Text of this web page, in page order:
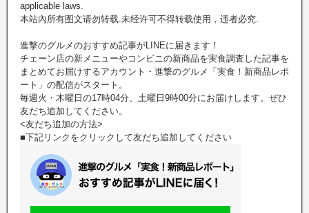
applicable laws.
本站內所有图文请勿转载.未经许可不得转载使用，违者必究.
進撃のグルメのおすすめ記事がLINEに届きます！
チェーン店の新メニューやコンビニの新商品を実食調査した記事を
まとめてお届けするアカウント・進撃のグルメ「実食！新商品レポ
ート」の配信がスタート。
毎週火・木曜日の17時04分、土曜日9時00分にお届けします。ぜひ
友だち追加してください。
<友だち追加の方法>
■下記リンクをクリックして友だち追加してください